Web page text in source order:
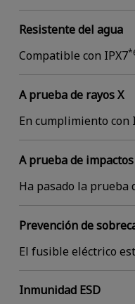
Resistente del agua
Compatible con IPX7
A prueba de rayos X
En cumplimiento con
A prueba de impactos
Ha pasado la prueba
Prevención de
El fusible eléctrico
Inmunidad ESD